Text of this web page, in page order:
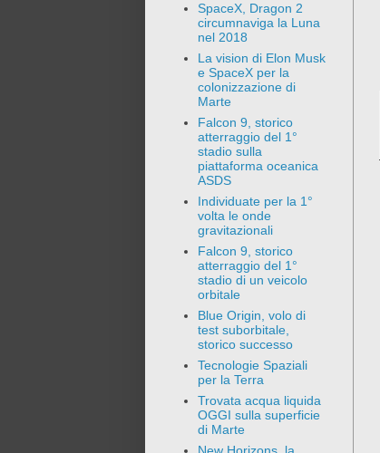
SpaceX, Dragon 2
circumnaviga la Luna
nel 2018
La vision di Elon Musk
e SpaceX per la
colonizzazione di
Marte
Falcon 9, storico
atterraggio del 1°
stadio sulla
piattaforma oceanica
ASDS
Individuate per la 1°
volta le onde
gravitazionali
Falcon 9, storico
atterraggio del 1°
stadio di un veicolo
orbitale
Blue Origin, volo di
test suborbitale,
storico successo
Tecnologie Spaziali
per la Terra
Trovata acqua liquida
OGGI sulla superficie
di Marte